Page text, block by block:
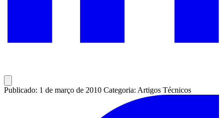
Publicado: 1 de março de 2010 Categoria: Artigos Técnicos